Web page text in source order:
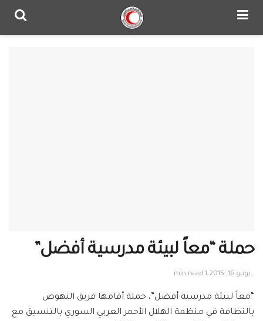
حملة “معاً لبيئة مدرسية أفضل”
يونيو 16, 2015 1 min read
“معاً لبيئة مدرسية أفضل”، حملة أقامها فريق النهوض
بالنظافة في منظمة الهلال الأحمر العربي السوري بالتنسيق مع